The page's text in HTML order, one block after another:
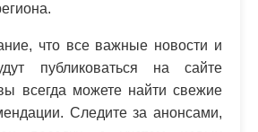
что все важные новости и
публиковаться на сайте
всегда можете найти свежие
Следите за анонсами,